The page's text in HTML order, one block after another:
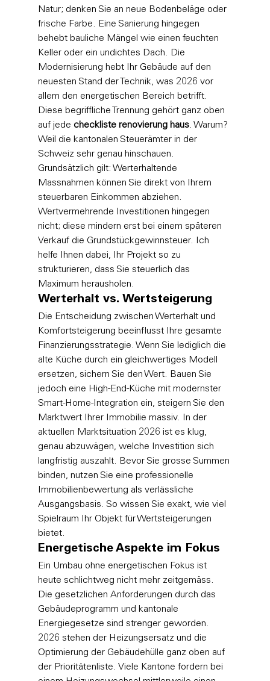
Natur; denken Sie an neue Bodenbeläge oder
frische Farbe. Eine Sanierung hingegen
behebt bauliche Mängel wie einen feuchten
Keller oder ein undichtes Dach. Die
Modernisierung hebt Ihr Gebäude auf den
neuesten Stand der Technik, was 2026 vor
allem den energetischen Bereich betrifft.
Diese begriffliche Trennung gehört ganz oben
auf jede checkliste renovierung haus. Warum?
Weil die kantonalen Steuerämter in der
Schweiz sehr genau hinschauen.
Grundsätzlich gilt: Werterhaltende
Massnahmen können Sie direkt von Ihrem
steuerbaren Einkommen abziehen.
Wertvermehrende Investitionen hingegen
nicht; diese mindern erst bei einem späteren
Verkauf die Grundstückgewinnsteuer. Ich
helfe Ihnen dabei, Ihr Projekt so zu
strukturieren, dass Sie steuerlich das
Maximum herausholen.
Werterhalt vs. Wertsteigerung
Die Entscheidung zwischen Werterhalt und
Komfortsteigerung beeinflusst Ihre gesamte
Finanzierungsstrategie. Wenn Sie lediglich die
alte Küche durch ein gleichwertiges Modell
ersetzen, sichern Sie den Wert. Bauen Sie
jedoch eine High-End-Küche mit modernster
Smart-Home-Integration ein, steigern Sie den
Marktwert Ihrer Immobilie massiv. In der
aktuellen Marktsituation 2026 ist es klug,
genau abzuwägen, welche Investition sich
langfristig auszahlt. Bevor Sie grosse Summen
binden, nutzen Sie eine professionelle
Immobilienbewertung als verlässliche
Ausgangsbasis. So wissen Sie exakt, wie viel
Spielraum Ihr Objekt für Wertsteigerungen
bietet.
Energetische Aspekte im Fokus
Ein Umbau ohne energetischen Fokus ist
heute schlichtweg nicht mehr zeitgemäss.
Die gesetzlichen Anforderungen durch das
Gebäudeprogramm und kantonale
Energiegesetze sind strenger geworden.
2026 stehen der Heizungsersatz und die
Optimierung der Gebäudehülle ganz oben auf
der Prioritätenliste. Viele Kantone fordern bei